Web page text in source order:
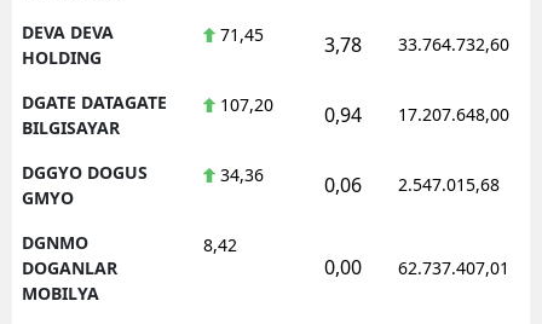
DEVA DEVA
HOLDING
71,45 3,78 33.764.732,60
DGATE DATAGATE
BILGISAYAR
107,20 0,94 17.207.648,00
DGGYO DOGUS
GMYO
34,36 0,06 2.547.015,68
DGNMO
DOGANLAR
MOBILYA
8,42
0,00 62.737.407,01